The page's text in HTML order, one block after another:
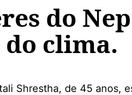
do
clima.
Shrestha, de 45 anos,